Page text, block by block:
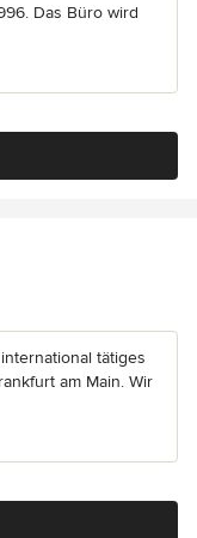
Das Büro wird
tätiges
am Main. Wir